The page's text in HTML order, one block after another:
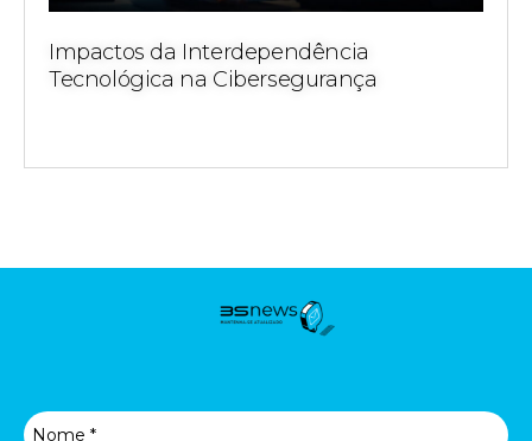
Impactos da Interdependência
Tecnológica na Cibersegurança